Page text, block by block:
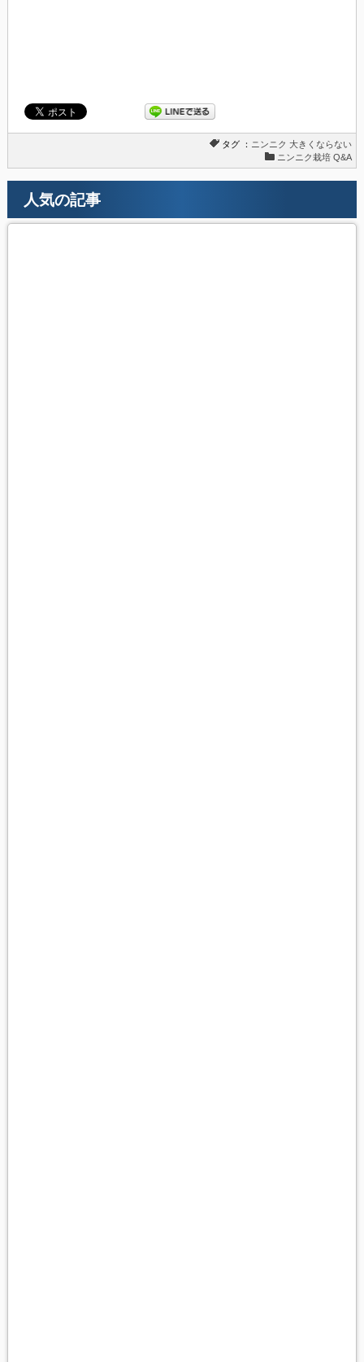
タグ ： ニンニク 大きくならない
ニンニク栽培 Q&A
人気の記事